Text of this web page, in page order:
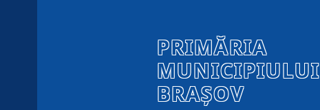
PRIMĂRIA
MUNICIPIULUI
BRAȘOV